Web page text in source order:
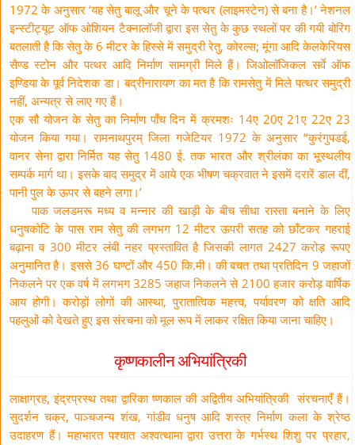
1972 के अनुसार ‘यह सेतु बालू और चूने के पत्थर (लाइमस्टेन) से बना है।’ नेशनल
इन्स्टीट्यूट ऑफ ओशियन टैक्नालॉजी द्वारा इस सेतु के कुछ स्थलों पर की गयी बोरिंग
बतलाती है कि सेतु के 6 मीटर के हिस्से में समुद्री रेतु, कोरल्स; मूंगा आदि केलकेरियस
सैण्ड स्टोन और पत्थर आदि निर्माण सामग्री मिले हैं। जिओलॉजिकल सर्वे ऑफ
इण्डिया के पूर्व निदेशक डा। बद्रीनारायण का मत है कि रामसेतु में मिले पत्थर समुद्री
नहीं, अन्यत्र से लाए गए हैं।
एक सौ योजन के सेतु का निर्माण पाँच दिन में क्रमशः 14ए 20ए 21ए 22ए 23
योजन किया गया। रामनाथपुरम् जिला गजेटियर 1972 के अनुसार ‘‘कुरंगुपडई,
वानर सेना द्वारा निर्मित यह सेतु 1480 ई. तक भारत और श्रीलंका का भूस्थलीय
सम्पर्क मार्ग था। इसके बाद समुद्र में आये एक भीषण चक्रवात ने इसमें दरारें डाल दीं,
पानी पुल के ऊपर से बहने लगा।’
पाक जलडमरू मध्य व मन्नार की खाड़ी के बीच सीधा रास्ता बनाने के लिए
धनुषकोटि के पास राम सेतु की लगभग 12 मीटर ऊपरी सतह को छाँटकर गहराई
बढ़ाना व 300 मीटर लंबी नहर प्रस्तावित है जिसकी लागत 2427 करोड़ रूपए
अनुमानित है। इससे 36 घण्टों और 450 कि.मी। की बचत तथा प्रतिदिन 9 जहाजों
निकलने पर एक वर्ष में लगभग 3285 जहाज निकलने से 2100 हजार करोड़ वार्षिक
आय होगी। करोड़ों लोगों की आस्था, पुरातात्विक महत्त्व, पर्यावरण को क्षति आदि
पहलुओं को देखते हुए इस संरचना को मूल रूप में लाकर रक्षित किया जाना चाहिए।
कृष्णकालीन अभियांत्रिकी
लाक्षाग्रह, इंद्रप्रस्थ तथा द्वारिका ष्णकाल की अद्वितीय अभियांत्रिकी संरचनाएँ हैं।
सुदर्शन चक्र, पाञ्चजन्य शंख, गांडीव धनुष आदि शस्त्र निर्माण कला के श्रेष्ठ
उदाहरण हैं। महाभारत पश्चात अश्वत्थामा द्वारा उत्तरा के गर्भस्थ शिशु पर प्रहार,